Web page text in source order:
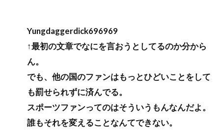
Yungdaggerdick696969
↑最初の文章でなにを言おうとしてるのか分から
ん。
でも、他の国のファンはもっとひどいことをして
も罰せられずに済んでる。
スポーツファンってのはそういうもんなんだよ。
誰もそれを変えることなんてできない。